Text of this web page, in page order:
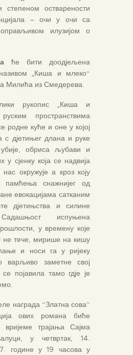
остварености
– очи у очи са
илузијом о
ће бити доодјељена
„Киша и млеко“
Милића из Смедерева.
рукопис „Киша и
пространствима
родне куће и оне у којој
с дјетињег длана и руке
обриса љубави и
у сјенку која се надвија
окружује а кроз коју
памћења снажнијег од
евокацијама сатканим
дјетињства и силине
испуњена
у времену које
не тече, мирише на кишу
и носи га у ријеку
варљиво заметне свој
појавила тамо гдје је
награда “Златна сова”
ових романа биће
вријеме трајања Сајма
у четвртак, 14.
године у 19 часова у